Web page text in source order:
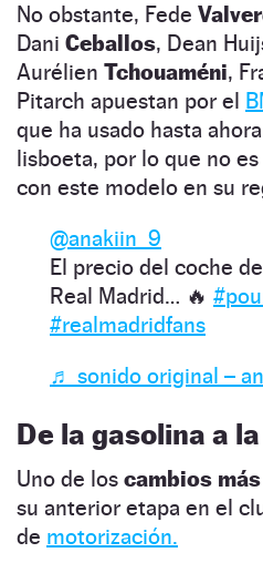
No obstante, Fede
Dani Ceballos, Dean
Aurélien Tchouaméni,
Pitarch apuestan por el
que ha usado hasta ahora
lisboeta, por lo que no
con este modelo en su
@anakiin_9
El precio del coche
Real Madrid… 🔥
#realmadridfans
♬ sonido original –
De la gasolina a
Uno de los cambios
su anterior etapa en el
de motorización.